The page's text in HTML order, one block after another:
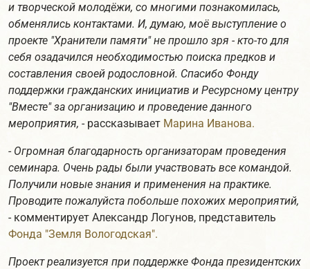
и творческой молодёжи, со многими познакомилась,
обменялись контактами. И, думаю, моё выступление о
проекте "Хранители памяти" не прошло зря - кто-то для
себя озадачился необходимостью поиска предков и
составления своей родословной. Спасибо Фонду
поддержки гражданских инициатив и Ресурсному центру
"Вместе" за организацию и проведение данного
мероприятия, - рассказывает Марина Иванова.
- Огромная благодарность организаторам проведения
семинара. Очень рады были участвовать все командой.
Получили новые знания и применения на практике.
Проводите пожалуйста побольше похожих мероприятий,
- комментирует Александр Логунов, представитель
Фонда "Земля Вологодская".
Проект реализуется при поддержке Фонда президентских